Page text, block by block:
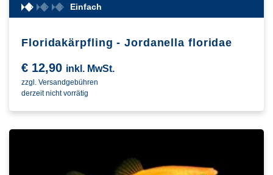
Einfach
Floridakärpfling - Jordanella floridae
€ 12,90 inkl. MwSt.
zzgl. Versandgebühren
derzeit nicht vorrätig